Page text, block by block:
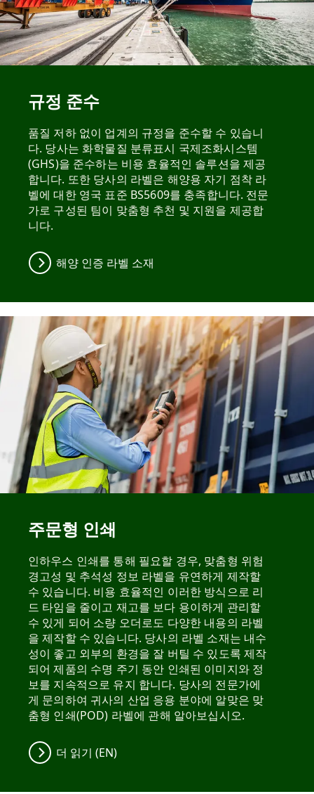
규정 준수
품질 저하 없이 업계의 규정을 준수할 수 있습니
다. 당사는 화학물질 분류표시 국제조화시스템
(GHS)을 준수하는 비용 효율적인 솔루션을 제공
합니다. 또한 당사의 라벨은 해양용 자기 점착 라
벨에 대한 영국 표준 BS5609를 충족합니다. 전문
가로 구성된 팀이 맞춤형 추천 및 지원을 제공합
니다.
해양 인증 라벨 소재
주문형 인쇄
인하우스 인쇄를 통해 필요할 경우, 맞춤형 위험
경고성 및 추석성 정보 라벨을 유연하게 제작할
수 있습니다. 비용 효율적인 이러한 방식으로 리
드 타임을 줄이고 재고를 보다 용이하게 관리할
수 있게 되어 소량 오더로도 다양한 내용의 라벨
을 제작할 수 있습니다. 당사의 라벨 소재는 내수
성이 좋고 외부의 환경을 잘 버틸 수 있도록 제작
되어 제품의 수명 주기 동안 인쇄된 이미지와 정
보를 지속적으로 유지 합니다. 당사의 전문가에
게 문의하여 귀사의 산업 응용 분야에 알맞은 맞
춤형 인쇄(POD) 라벨에 관해 알아보십시오.
더 읽기 (EN)